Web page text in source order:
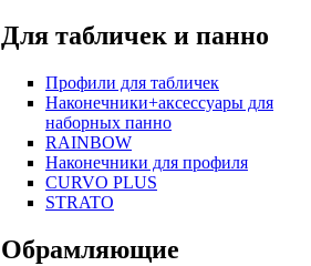
Для табличек и панно
Профили для табличек
Наконечники+аксессуары для
наборных панно
RAINBOW
Наконечники для профиля
CURVO PLUS
STRATO
Обрамляющие